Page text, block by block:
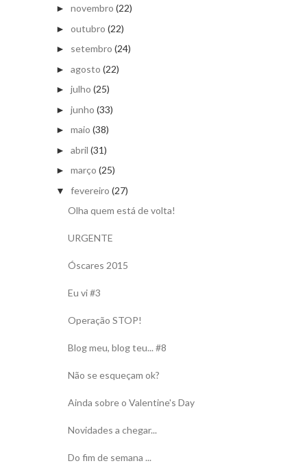
► novembro (22)
► outubro (22)
► setembro (24)
► agosto (22)
► julho (25)
► junho (33)
► maio (38)
► abril (31)
► março (25)
▼ fevereiro (27)
Olha quem está de volta!
URGENTE
Óscares 2015
Eu vi #3
Operação STOP!
Blog meu, blog teu... #8
Não se esqueçam ok?
Ainda sobre o Valentine's Day
Novidades a chegar...
Do fim de semana ...